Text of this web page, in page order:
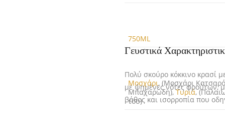
750ML
Μοσχάρι, (Μοσχάρι
Μπαχαρώδη),Τυριά,
του)
Γευστικά
Πολύ σκούρο κόκκινο κρασί
με ψημένες νότες φρούτων,
βάθος και ισορροπία που